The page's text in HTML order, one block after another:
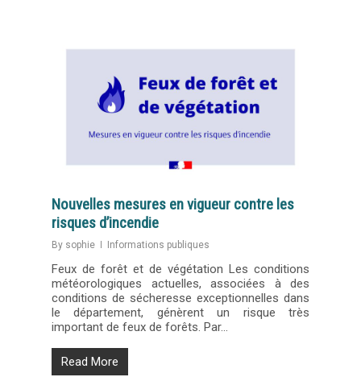
Nouvelles mesures en vigueur contre les
risques d’incendie
By sophie Informations publiques
Feux de forêt et de végétation Les conditions
météorologiques actuelles, associées à des
conditions de sécheresse exceptionnelles dans
le département, génèrent un risque très
important de feux de forêts. Par…
Read More